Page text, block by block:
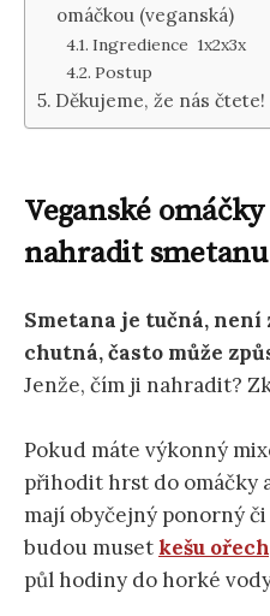
omáčkou (veganská)
Ingredience 1x2x3x
Postup
Děkujeme, že nás čtete!
Veganské
nahradit smetanu
Smetana je tučná, není
chutná, často může
Jenže, čím ji nahradit?
Pokud máte výkonný
přihodit hrst do omáčky
mají obyčejný ponorný
budou muset kešu
půl hodiny do horké